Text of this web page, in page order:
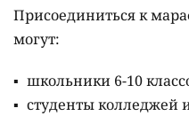
Присоединиться к
могут:
школьники 6-10
студенты колледжей